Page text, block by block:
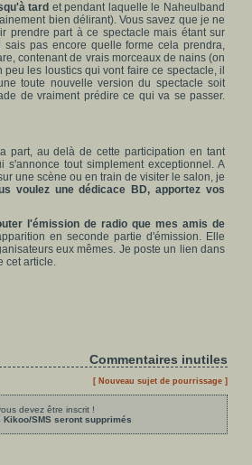
tard et pendant laquelle le Naheulband
bien délirant). Vous savez que je ne
prendre part à ce spectacle mais étant sur
pas encore quelle forme cela prendra,
contenant de vrais morceaux de nains (on
les loustics qui vont faire ce spectacle, il
toute nouvelle version du spectacle soit
de vraiment prédire ce qui va se passer.
part, au delà de cette participation en tant
tout simplement exceptionnel. A
une scène ou en train de visiter le salon, je
voulez une dédicace BD, apportez vos
l'émission de radio que mes amis de
en seconde partie d'émission. Elle
eux mêmes. Je poste un lien dans
cet article.
Commentaires inutiles
[ Nouveau sujet de pourrissage ]
devez être inscrit !
SMS seront supprimés